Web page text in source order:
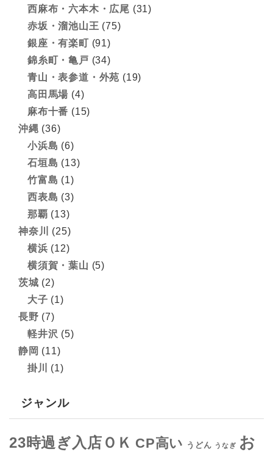
西麻布・六本木・広尾 (31)
赤坂・溜池山王 (75)
銀座・有楽町 (91)
錦糸町・亀戸 (34)
青山・表参道・外苑 (19)
高田馬場 (4)
麻布十番 (15)
沖縄 (36)
小浜島 (6)
石垣島 (13)
竹富島 (1)
西表島 (3)
那覇 (13)
神奈川
(25)
横浜 (12)
横須賀・葉山 (5)
茨城 (2)
大子 (1)
長野 (7)
軽井沢 (5)
静岡 (11)
掛川
(1)
ジャンル
23時過ぎ入店ＯＫ CP高い うどん うなぎ お